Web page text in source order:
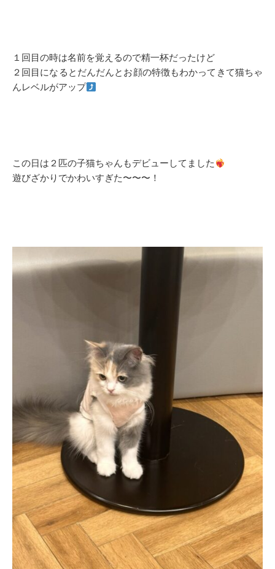
１回目の時は名前を覚えるので精一杯だったけど
２回目になるとだんだんとお顔の特徴もわかってきて猫ちゃ
んレベルがアップ
この日は２匹の子猫ちゃんもデビューしてました
遊びざかりでかわいすぎた〜〜〜！